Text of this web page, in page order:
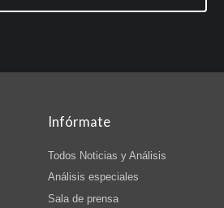
Infórmate
Todos Noticias y Análisis
Análisis especiales
Sala de prensa